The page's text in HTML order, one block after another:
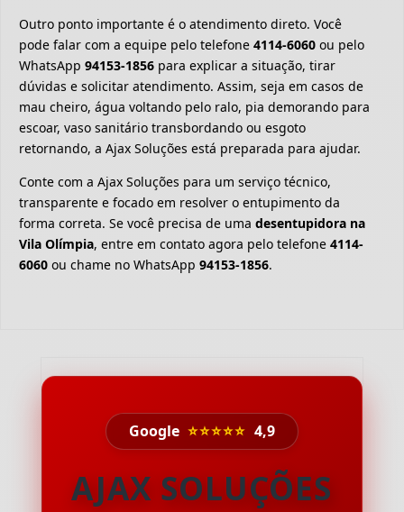
Outro ponto importante é o atendimento direto. Você
pode falar com a equipe pelo telefone 4114-6060 ou pelo
WhatsApp 94153-1856 para explicar a situação, tirar
dúvidas e solicitar atendimento. Assim, seja em casos de
mau cheiro, água voltando pelo ralo, pia demorando para
escoar, vaso sanitário transbordando ou esgoto
retornando, a Ajax Soluções está preparada para ajudar.
Conte com a Ajax Soluções para um serviço técnico,
transparente e focado em resolver o entupimento da
forma correta. Se você precisa de uma desentupidora na
Vila Olímpia, entre em contato agora pelo telefone 4114-
6060 ou chame no WhatsApp 94153-1856.
Google ⭐⭐⭐⭐⭐ 4,9
AJAX SOLUÇÕES